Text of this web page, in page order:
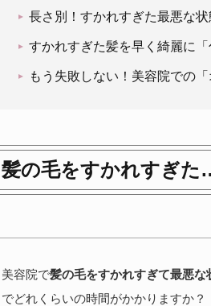
長さ別！すかれすぎた最悪な状
すかれすぎた髪を早く綺麗に「
もう失敗しない！美容院での「
髪の毛をすかれすぎ
美容院で髪の毛をすかれすぎて最悪な
でどれくらいの時間がかかりますか？